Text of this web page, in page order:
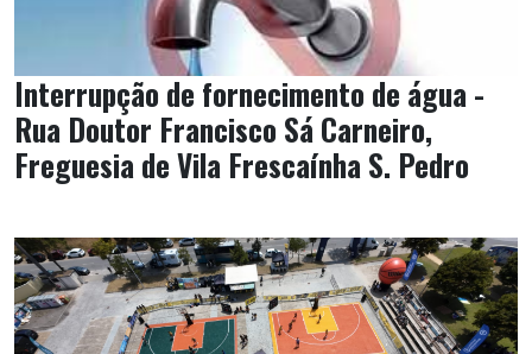
Interrupção de fornecimento de água -
Rua Doutor Francisco Sá Carneiro,
Freguesia de Vila Frescaínha S. Pedro